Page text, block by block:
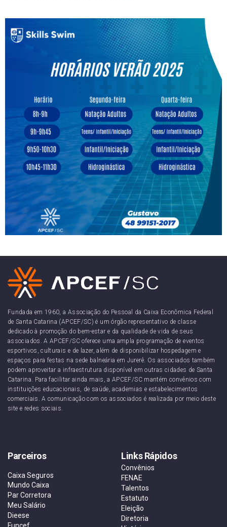
Fundada em 1960, a Associação do Pessoal da Caixa Econômica Federal
de Santa Catarina (APCEF/SC) é um órgão representativo de classe
dedicado à promoção do bem-estar e da qualidade de vida de seus
associados. A APCEF/SC oferece uma ampla programação de eventos
esportivos, culturais e de lazer, além de disponibilizar hospedagem e
espaços para festas na sede balneária em Jurerê. Os associados também
podem aproveitar a infraestrutura disponível em outras cidades de Santa
Catarina. Para facilitar ainda mais, a APCEF/SC mantém convênios com
instituições educacionais, de saúde, academias e estabelecimentos
comerciais. A comunicação com os associados é realizada por meio deste
site e redes sociais.
Parceiros
Caixa Seguros
Mundo Caixa
Par Corretora
Meu Salário
Dieese
Links Rápidos
Convênios
FENAE
Talentos
Estatuto
Eleição
Diretoria